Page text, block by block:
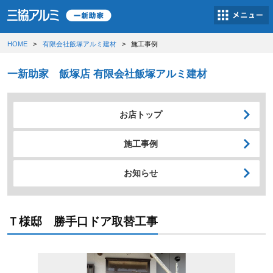
HOME 有限会社飯塚アルミ建材 施工事例
一新助家 飯塚店 有限会社飯塚アルミ建材
お店トップ
施工事例
お知らせ
Ｔ様邸 勝手口ドア取替工事